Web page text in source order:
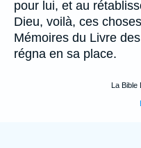
pour lui, et au
Dieu, voilà, ces
Mémoires du Livre
régna en sa place.
La Bible